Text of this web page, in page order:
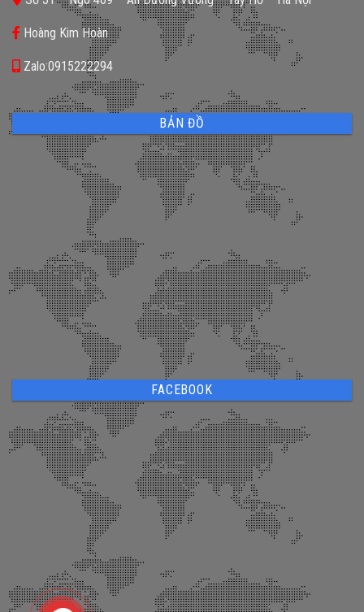
Hoàng Kim Hoàn
Zalo:0915222294
BẢN ĐỒ
FACEBOOK